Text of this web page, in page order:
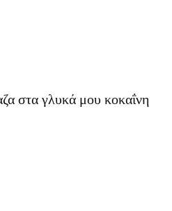
στα γλυκά μου κοκαΐνη